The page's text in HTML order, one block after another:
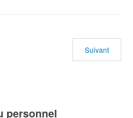
Suivant
personnel